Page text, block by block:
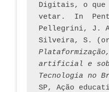
Digitais, o
vetar.  In
Pellegrini, J.
artificial e
Tecnologia no
SP, Ação